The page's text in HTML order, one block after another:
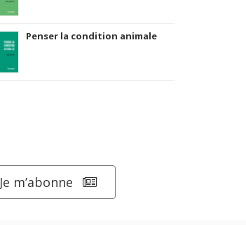
Penser la condition animale
Je m’abonne